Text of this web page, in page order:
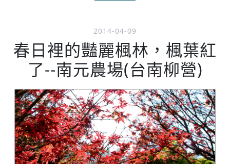
2014-04-09
春日裡的豔麗楓林，楓葉紅
了--南元農場(台南柳營)